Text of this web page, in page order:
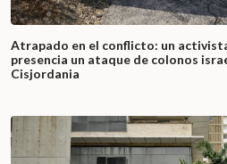
Atrapado en el conflicto: un
presencia un ataque de colonos
Cisjordania